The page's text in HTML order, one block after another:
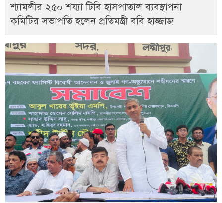
শ্যামলীর ২৫০ শয্যা টিবি হাসপাতাল ব্যবস্থাপনা
কমিটির সভাপতি হলেন প্রতিমন্ত্রী ববি হাজ্জাজ